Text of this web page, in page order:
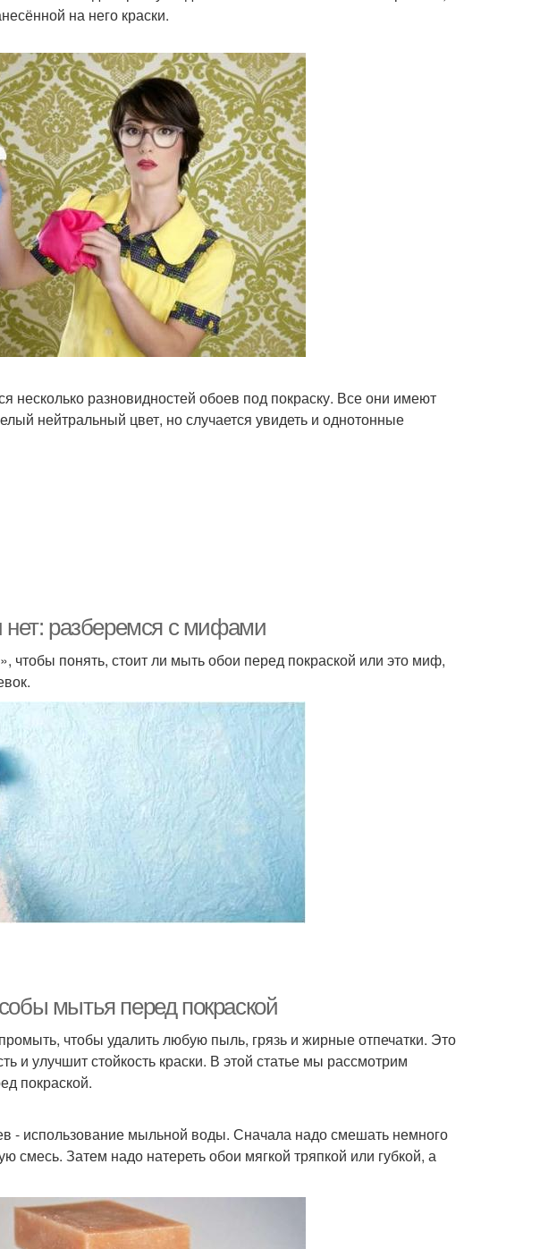
на него краски.
несколько разновидностей обоев под покраску. Все они имеют
нейтральный цвет, но случается увидеть и однотонные
разберемся с мифами
чтобы понять, стоит ли мыть обои перед покраской или это миф,
мытья перед покраской
чтобы удалить любую пыль, грязь и жирные отпечатки. Это
и улучшит стойкость краски. В этой статье мы рассмотрим
покраской.
- использование мыльной воды. Сначала надо смешать немного
Затем надо натереть обои мягкой тряпкой или губкой, а